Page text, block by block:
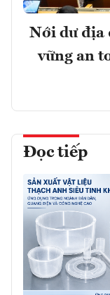
Nới dư địa
vững an
Đọc tiếp